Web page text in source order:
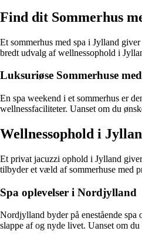
Find dit Sommerhus
Et sommerhus med spa i Jylland
bredt udvalg af wellnessophold i
Luksuriøse Sommerhuse
En spa weekend i et sommerhus er
wellnessfaciliteter. Uanset om du
Wellnessophold i
Et privat jacuzzi ophold i Jylland
tilbyder et væld af sommerhuse med
Spa oplevelser i Nordjylland
Nordjylland byder på enestående
slappe af og nyde livet. Uanset om